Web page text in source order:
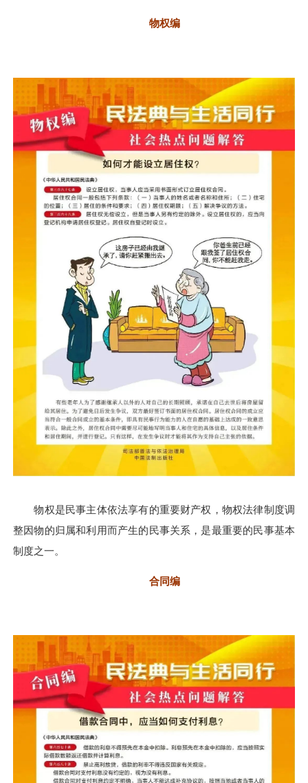
物权编
物权是民事主体依法享有的重要财产权，物权法律制度调
整因物的归属和利用而产生的民事关系，是最重要的民事基本
制度之一。
合同编